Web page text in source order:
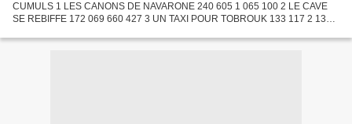
CUMULS 1 LES CANONS DE NAVARONE 240 605 1 065 100 2 LE CAVE
SE REBIFFE 172 069 660 427 3 UN TAXI POUR TOBROUK 133 117 2 133
002 6 LE...